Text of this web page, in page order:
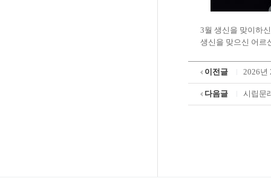
3월 생신을 맞이하
생신을 맞으신 어르
이전글 2026년
다음글 시립문